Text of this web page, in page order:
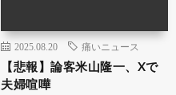
2025.08.20 痛いニュース
【悲報】論客米山隆一、Xで
夫婦喧嘩